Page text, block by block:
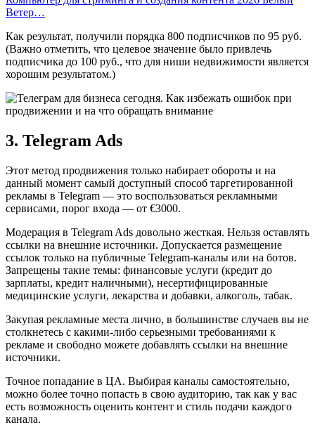
Ветер…
Как результат, получили порядка 800 подписчиков по 95 руб.
(Важно отметить, что целевое значение было привлечь
подписчика до 100 руб., что для ниши недвижимости является
хорошим результатом.)
3. Telegram Ads
Этот метод продвижения только набирает обороты и на
данный момент самый доступный способ таргетированной
рекламы в Telegram — это воспользоваться рекламными
сервисами, порог входа — от €3000.
Модерация в Telegram Ads довольно жесткая. Нельзя оставлять
ссылки на внешние источники. Допускается размещение
ссылок только на публичные Telegram-каналы или на ботов.
Запрещены такие темы: финансовые услуги (кредит до
зарплаты, кредит наличными), несертифицированные
медицинские услуги, лекарства и добавки, алкоголь, табак.
Закупая рекламные места лично, в большинстве случаев вы не
столкнетесь с какими-либо серьезными требованиями к
рекламе и свободно можете добавлять ссылки на внешние
источники.
Точное попадание в ЦА. Выбирая каналы самостоятельно,
можно более точно попасть в свою аудиторию, так как у вас
есть возможность оценить контент и стиль подачи каждого
канала.